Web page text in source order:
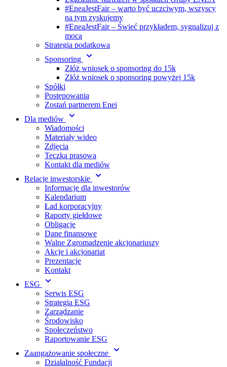
#EneaJestFair – warto być uczciwym, wszyscy
na tym zyskujemy
#EneaJestFair – Świeć przykładem, sygnalizuj z
mocą
Strategia podatkowa
Sponsoring
Złóż wniosek o sponsoring do 15k
Złóż wniosek o sponsoring powyżej 15k
Spółki
Postępowania
Zostań partnerem Enei
Dla mediów
Wiadomości
Materiały wideo
Zdjęcia
Teczka prasowa
Kontakt dla mediów
Relacje inwestorskie
Informacje dla inwestorów
Kalendarium
Ład korporacyjny
Raporty giełdowe
Obligacje
Dane finansowe
Walne Zgromadzenie akcjonariuszy
Akcje i akcjonariat
Prezentacje
Kontakt
ESG
Serwis ESG
Strategia ESG
Zarządzanie
Środowisko
Społeczeństwo
Raportowanie ESG
Zaangażowanie społeczne
Działalność Fundacji